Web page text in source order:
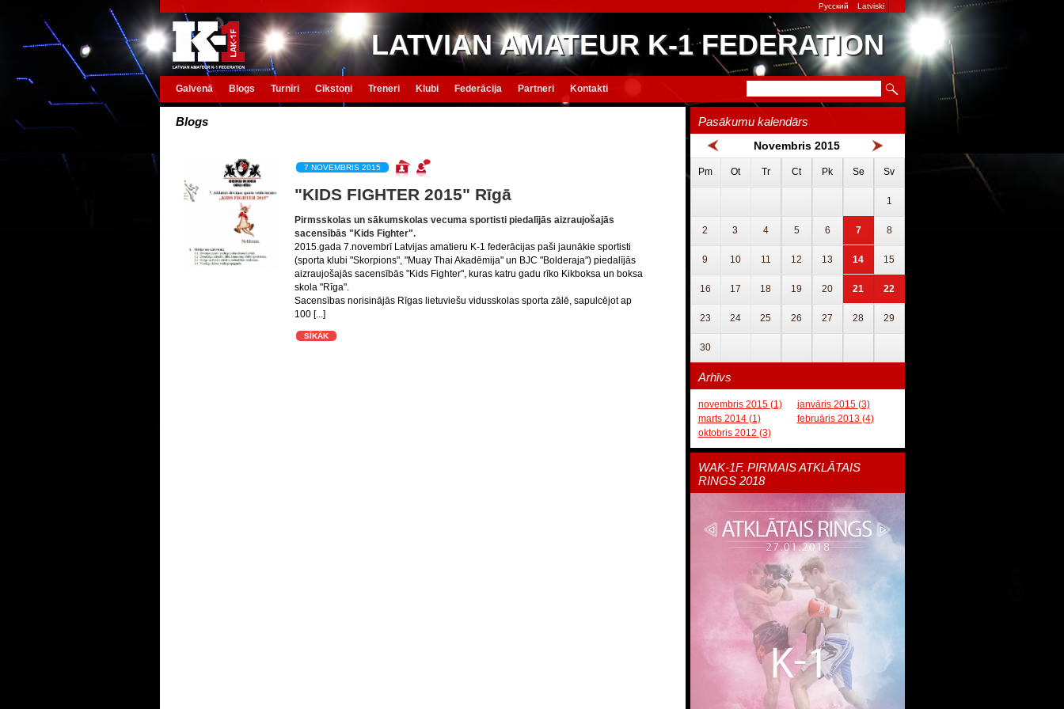
Latviski
Русский
LATVIAN AMATEUR K-1 FEDERATION
Galvenā Blogs Turnīri Cīkstoņi Treneri Klubi Federācija Partneri Kontakti
Blogs
7 NOVEMBRIS 2015
"KIDS FIGHTER 2015" Rīgā
Pirmsskolas un sākumskolas vecuma sportisti piedalījās aizraujošajās
sacensībās "Kids Fighter".
2015.gada 7.novembrī Latvijas amatieru K-1 federācijas paši jaunākie sportisti
(sporta klubi "Skorpions", "Muay Thai Akadēmija" un BJC "Bolderaja") piedalījās
aizraujošajās sacensībās "Kids Fighter", kuras katru gadu rīko Kikboksa un boksa
skola "Rīga".
Sacensības norisinājās Rīgas lietuviešu vidusskolas sporta zālē, sapulcējot ap
100 [...]
SĪKĀK
Pasākumu kalendārs
Novembris 2015
Pm Ot Tr Ct Pk Se Sv
1
2 3 4 5 6 7 8
9 10 11 12 13 14 15
16 17 18 19 20 21 22
23 24 25 26 27 28 29
30
Arhīvs
novembris 2015 (1) janvāris 2015 (3)
marts 2014 (1) februāris 2013 (4)
oktobris 2012 (3)
WAK-1F. PIRMAIS ATKLĀTAIS
RINGS 2018